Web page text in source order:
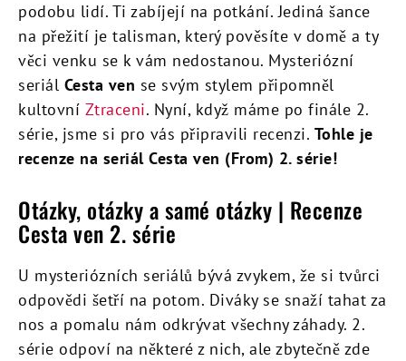
podobu lidí. Ti zabíjejí na potkání. Jediná šance
na přežití je talisman, který pověsíte v domě a ty
věci venku se k vám nedostanou. Mysteriózní
seriál Cesta ven se svým stylem připomněl
kultovní Ztraceni. Nyní, když máme po finále 2.
série, jsme si pro vás připravili recenzi. Tohle je
recenze na seriál Cesta ven (From) 2. série!
Otázky, otázky a samé otázky | Recenze
Cesta ven 2. série
U mysteriózních seriálů bývá zvykem, že si tvůrci
odpovědi šetří na potom. Diváky se snaží tahat za
nos a pomalu nám odkrývat všechny záhady. 2.
série odpoví na některé z nich, ale zbytečně zde